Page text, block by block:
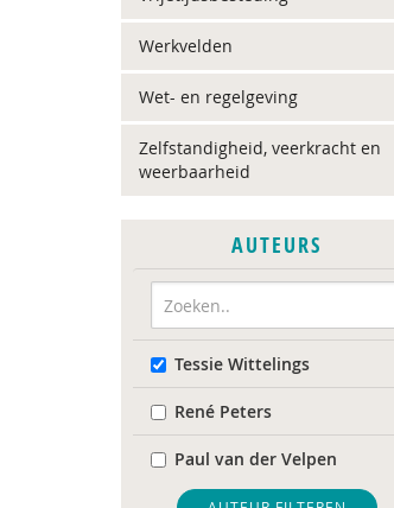
Werkvelden
Wet- en regelgeving
Zelfstandigheid, veerkracht en
weerbaarheid
AUTEURS
Tessie Wittelings
René Peters
Paul van der Velpen